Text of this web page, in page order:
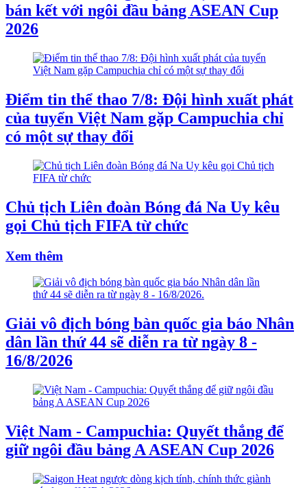
bán kết với ngôi đầu bảng ASEAN Cup
2026
Điểm tin thể thao 7/8: Đội hình xuất phát
của tuyển Việt Nam gặp Campuchia chỉ
có một sự thay đổi
Chủ tịch Liên đoàn Bóng đá Na Uy kêu
gọi Chủ tịch FIFA từ chức
Xem thêm
Giải vô địch bóng bàn quốc gia báo Nhân
dân lần thứ 44 sẽ diễn ra từ ngày 8 -
16/8/2026
Việt Nam - Campuchia: Quyết thắng để
giữ ngôi đầu bảng A ASEAN Cup 2026